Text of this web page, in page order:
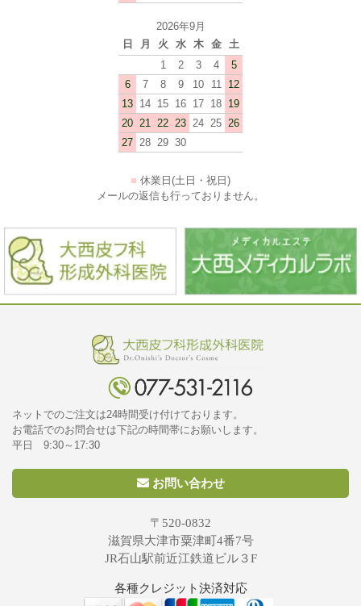
2026年9月
日
月 火 水 木 金
土
1
2 3 4
5
6
7 8 9 10 11
12
13 14 15 16 17 18 19
20 21 22 23 24 25 26
27 28 29 30
■ 休業日(土日・祝日)
メールの返信も行っておりません。
ネットでのご注文は24時間受け付けております。
お電話でのお問合せは下記の時間帯にお願いします。
平日 9:30～17:30
お問い合わせ
〒520-0832
滋賀県大津市粟津町4番7号
JR石山駅前近江鉄道ビル３F
各種クレジット決済対応